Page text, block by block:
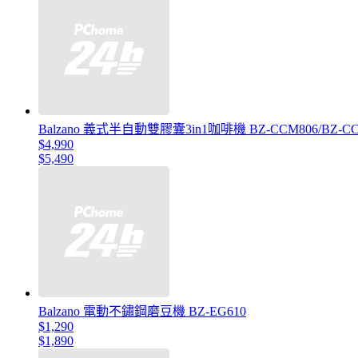
Balzano 義式半自動雙膠囊3in1咖啡機 BZ-CCM806/BZ-
$4,990
$5,490
Balzano 電動不鏽鋼磨豆機 BZ-EG610
$1,290
$1,890